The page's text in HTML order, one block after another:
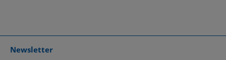
Newsletter